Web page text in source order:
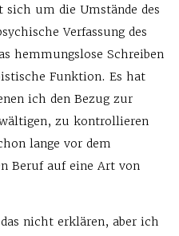
um die Umstände des
Verfassung des
hemmungslose Schreiben
Funktion. Es hat
ich den Bezug zur
zu kontrollieren
lange vor dem
Beruf auf eine Art von
nicht erklären, aber ich